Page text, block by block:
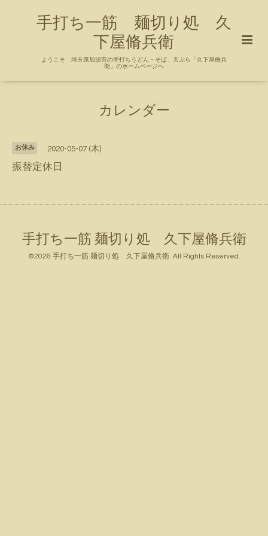
手打ち一筋 麺切り処 久
下屋脩兵衛
ようこそ 埼玉県加須市の手打ちうどん・そば、天ぷら「久下屋脩兵
衛」のホームページへ
カレンダー
お休み 2020-05-07 (木)
振替定休日
手打ち一筋 麺切り処 久下屋脩兵衛
©2026 手打ち一筋 麺切り処 久下屋脩兵衛. All Rights Reserved.